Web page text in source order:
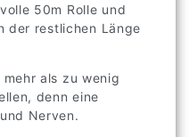
50m Rolle und
der restlichen Länge
als zu wenig
denn eine
Nerven.